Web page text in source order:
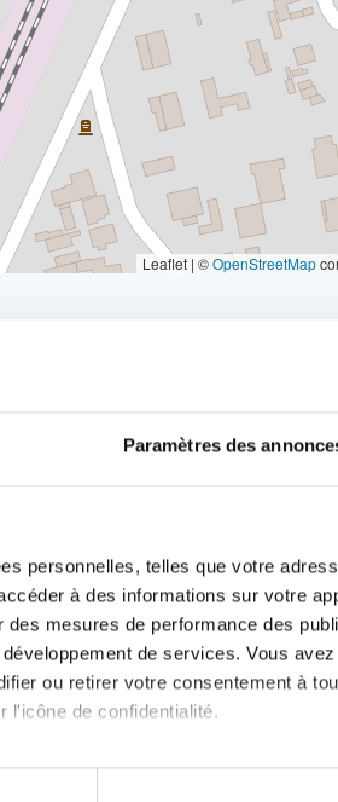
Paramètres des
personnelles, telles que votre
à des informations sur votre
mesures de performance des
de services. Vous
ou retirer votre consentement à
l'icône de confidentialité.
Leaflet | ©OpenStreetMap
contre